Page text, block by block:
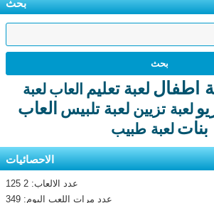
بحث
اطفال لعبة تعليم العاب لعبة
لعبة تزيين لعبة تلبيس العاب
بنات لعبة طبيب
الاحصائيات
عدد الالعاب: 2 125
عدد مرات اللعب اليوم: 349